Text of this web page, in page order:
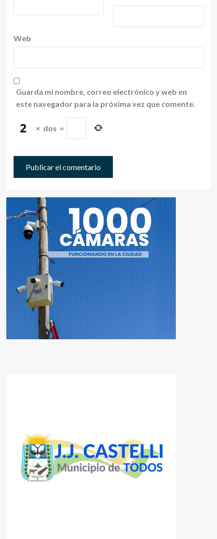
Web
Guarda mi nombre, correo electrónico y web en
este navegador para la próxima vez que comente.
× dos =